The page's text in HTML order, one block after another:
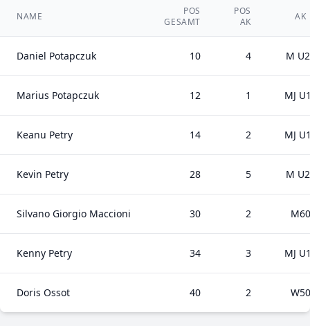
NAME
POS
GESAMT
POS
AK
AK
Daniel Potapczuk 10 4 M
Marius Potapczuk 12 1 MJ
Keanu Petry 14 2 MJ
Kevin Petry 28 5 M
Silvano Giorgio Maccioni 30 2 M60
Kenny Petry 34 3 MJ
Doris Ossot 40 2 W50